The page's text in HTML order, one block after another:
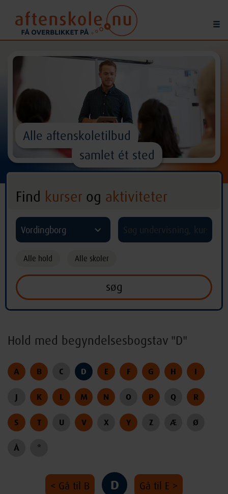
Alle aftenskoletilbud
samlet ét sted
Find kurser og aktiviteter
Vordingborg ^
Alle hold Alle skoler
Hold med begyndelsesbogstav "D"
A B C D E F G H I
J K L M N O P Q R
S T U V X Y Z Æ Ø
Å *
< Gå til B D Gå til E >